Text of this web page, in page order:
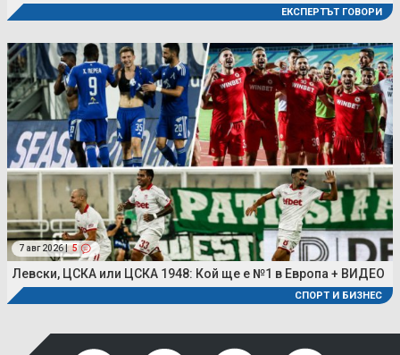
ЕКСПЕРТЪТ ГОВОРИ
7 авг 2026 | 5
Левски, ЦСКА или ЦСКА 1948: Кой ще е №1 в Европа + ВИДЕО
СПОРТ И БИЗНЕС